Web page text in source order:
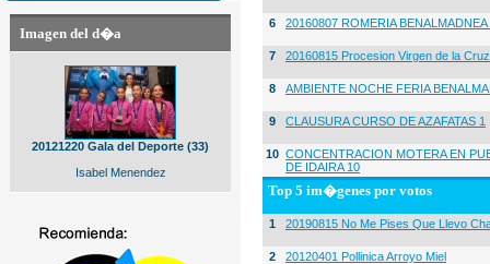
Imagen del d�a
20121220 Gala del Deporte (33)
Isabel Menendez
6 20160807 ROMERIA
7 20160815 Procesion Virgen de la
8 AMBIENTE NOCHE FERIA
9 CLAUSURA CURSO DE AZAFATAS 1
10 CONCENTRACION MOTERA EN
DE IDAIRA 10
Top 5 im�genes por votos
1 20190815 No Me Pises Que Llevo
2 20120401 Pollinica Arroyo Miel